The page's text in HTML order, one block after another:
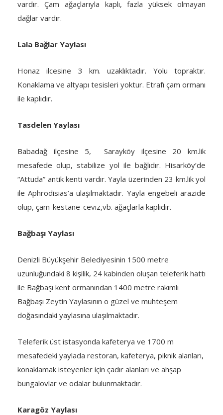
vardır. Çam ağaçlarıyla kaplı, fazla yüksek olmayan
dağlar vardır.
Lala Bağlar Yaylası
Honaz ilcesine 3 km. uzaklıktadır. Yolu topraktır.
Konaklama ve altyapı tesisleri yoktur. Etrafı çam ormanı
ile kaplıdır.
Tasdelen Yaylası
Babadağ ilçesine 5, Sarayköy ilçesine 20 km.lik
mesafede olup, stabilize yol ile bağlıdır. Hisarköy’de
“Attuda” antik kenti vardır. Yayla üzerinden 23 km.lik yol
ile Aphrodisias’a ulaşılmaktadır. Yayla engebeli arazide
olup, çam-kestane-ceviz,vb. ağaçlarla kaplıdır.
Bağbaşı Yaylası
Denizli Büyükşehir Belediyesinin 1500 metre
uzunluğundaki 8 kişilik, 24 kabinden oluşan teleferik hattı
ile Bağbaşı kent ormanından 1400 metre rakımlı
Bağbaşı Zeytin Yaylasının o güzel ve muhteşem
doğasındaki yaylasına ulaşılmaktadır.
Teleferik üst istasyonda kafeterya ve 1700 m
mesafedeki yaylada restoran, kafeterya, piknik alanları,
konaklamak isteyenler için çadır alanları ve ahşap
bungalovlar ve odalar bulunmaktadır.
Karagöz Yaylası